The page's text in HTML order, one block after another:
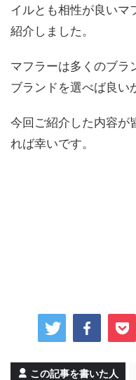
イルとも相性が良いマ
紹介しました。
マフラーは多くのブラ
ブランドを選べば良い
今回ご紹介した内容が
れば幸いです。
この記事を書いた人